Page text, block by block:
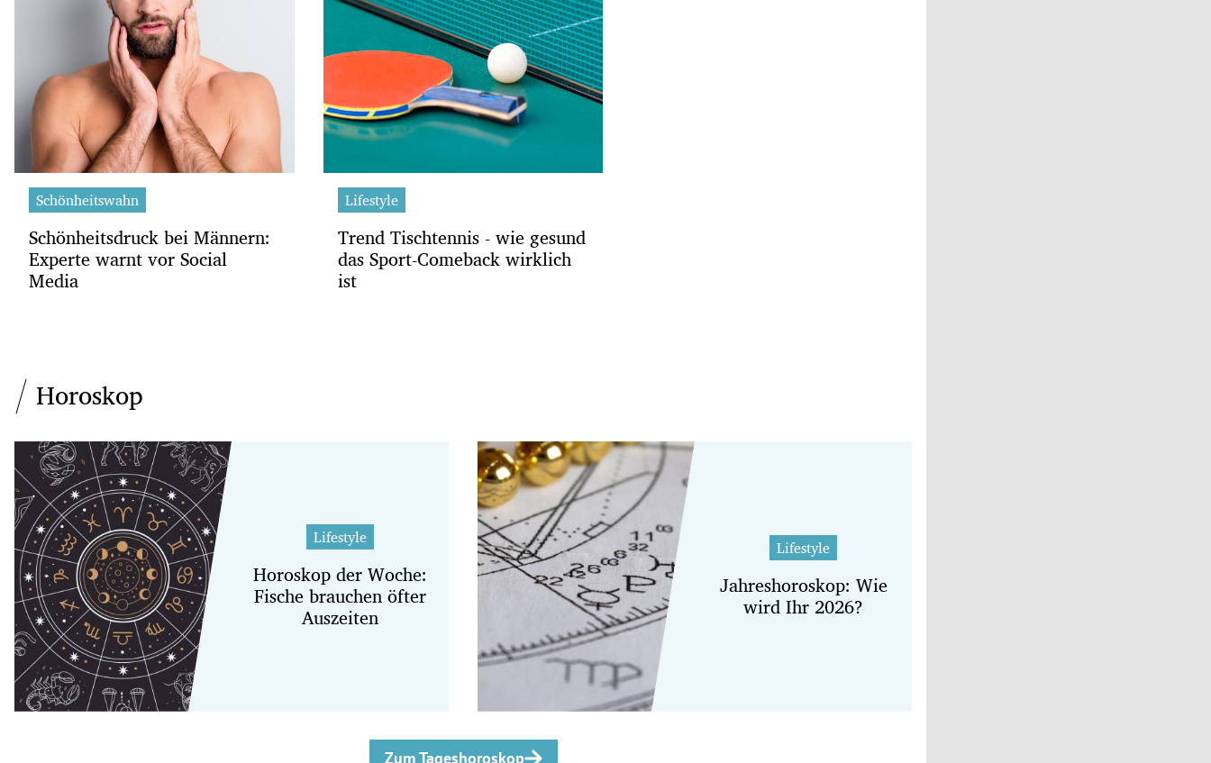
Schönheitswahn
Schönheitsdruck bei Männern:
Experte warnt vor Social
Media
Lifestyle
Trend Tischtennis - wie gesund
das Sport-Comeback wirklich
ist
Horoskop
Lifestyle
Horoskop der Woche:
Fische brauchen öfter
Auszeiten
Lifestyle
Jahreshoroskop: Wie
wird Ihr 2026?
Zum Tageshoroskop